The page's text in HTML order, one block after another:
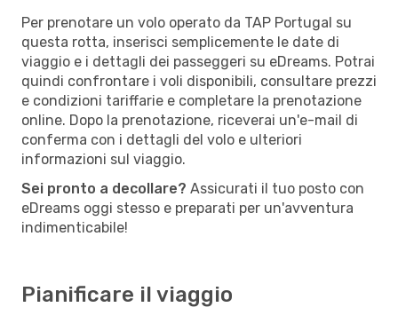
Per prenotare un volo operato da TAP Portugal su
questa rotta, inserisci semplicemente le date di
viaggio e i dettagli dei passeggeri su eDreams. Potrai
quindi confrontare i voli disponibili, consultare prezzi
e condizioni tariffarie e completare la prenotazione
online. Dopo la prenotazione, riceverai un'e-mail di
conferma con i dettagli del volo e ulteriori
informazioni sul viaggio.
Sei pronto a decollare? Assicurati il tuo posto con
eDreams oggi stesso e preparati per un'avventura
indimenticabile!
Pianificare il viaggio